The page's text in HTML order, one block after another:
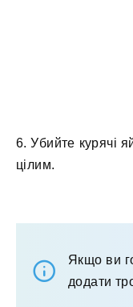
6. Убийте курячі
цілим.
Якщо ви
додати